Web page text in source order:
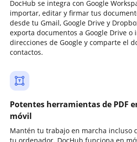
DocHub se integra con Google
importar, editar y firmar tus
desde tu Gmail, Google Drive y
exporta documentos a Google Drive
direcciones de Google y comparte el
contactos.
Potentes herramientas de PDF
móvil
Mantén tu trabajo en marcha incluso